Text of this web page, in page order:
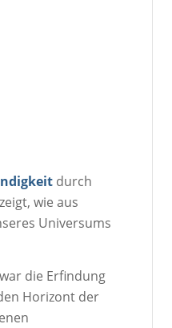
durch
wie aus
Universums
die Erfindung
Horizont der